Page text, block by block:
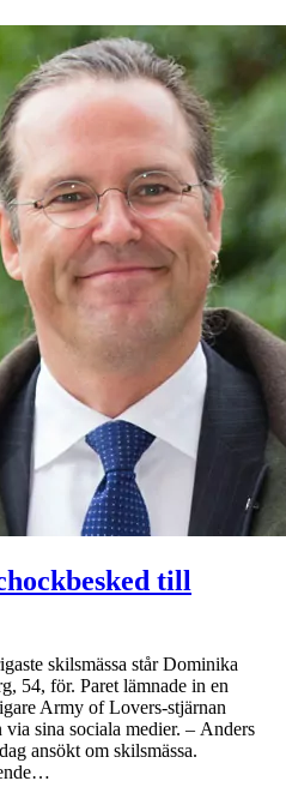
till
skilsmässa står Dominika
54, för. Paret lämnade in en
Army of Lovers-stjärnan
sina sociala medier. – Anders
ansökt om skilsmässa.